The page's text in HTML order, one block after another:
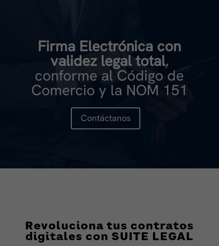
Firma Electrónica con
validez legal total,
conforme al Código de
Comercio y la NOM 151
Contáctanos
Revoluciona tus contratos
digitales con SUITE LEGAL